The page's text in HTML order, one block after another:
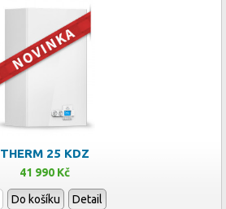
THERM 25 KDZ
41 990 Kč
Do košíku Detail